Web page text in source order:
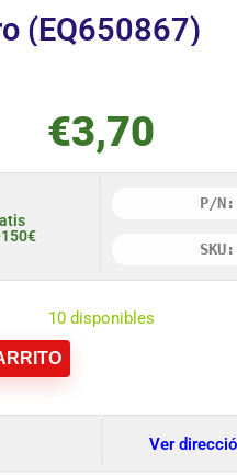
(EQ650867)
€3,70
P/N:
10 disponibles
Ver